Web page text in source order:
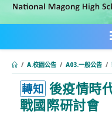
內
/ A.校園公告 / A03.一般公告 /
轉知 後疫情時
戰國際研討會